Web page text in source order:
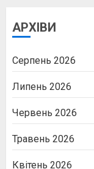
АРХІВИ
Серпень 2026
Липень 2026
Червень 2026
Травень 2026
Квітень 2026